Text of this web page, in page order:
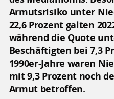
Armutsrisiko unter
22,6 Prozent galten
während die Quote
Beschäftigten bei 7,3
1990er-Jahre waren
mit 9,3 Prozent noch
Armut betroffen.